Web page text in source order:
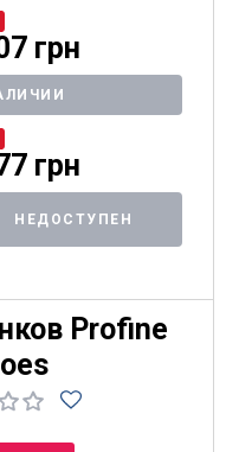
грн
грн
НЕДОСТУПЕН
Profine